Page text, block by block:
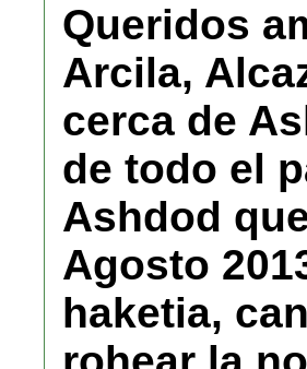
Queridos
Arcila,
cerca de
de todo el
Ashdod
Agosto
haketia,